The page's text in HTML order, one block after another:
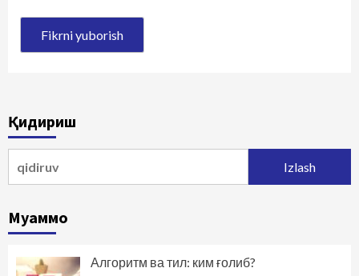
Қидириш
Муаммо
Алгоритм ва тил: ким ғолиб?